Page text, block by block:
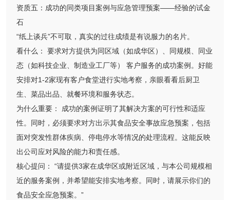
资质五：成功的同类项目案例与应急管理预案——经验的试金
石
“纸上谈兵”不可取，真实的过往成绩是有说服力的名片。
看什么： 要求对方提供为同区域（如成华区）、同规模、同业
态（如科技企业、制造业工厂等） 客户服务的成功案例。好能
安排对1-2家现有客户食堂进行实地考察，亲眼看看后厨卫
生、菜品出品、就餐环境和服务状态。
为什么重要： 成功的案例证明了其解决方案的可行性和适应
性。同时，必须要求对方出示其食品安全事故应急预案，包括
面对突发性群体疾病、停电停水等情况的处理流程。这能反映
出公司应对风险的能力和责任感。
核心提问： “请提供3家在成华区或附近区域，与本公司规模相
近的服务案例，并希望能安排实地考察。同时，请展示你们的
食品安全应急预案。”